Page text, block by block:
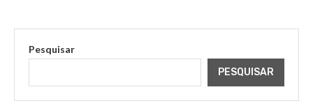
Pesquisar
PESQUISAR